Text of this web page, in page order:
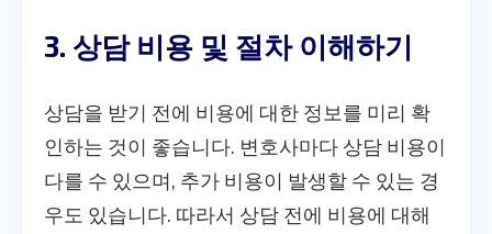
3. 상담 비용 및 절차 이해하기
상담을 받기 전에 비용에 대한 정보를 미리 확
인하는 것이 좋습니다. 변호사마다 상담 비용이
다를 수 있으며, 추가 비용이 발생할 수 있는 경
우도 있습니다. 따라서 상담 전에 비용에 대해